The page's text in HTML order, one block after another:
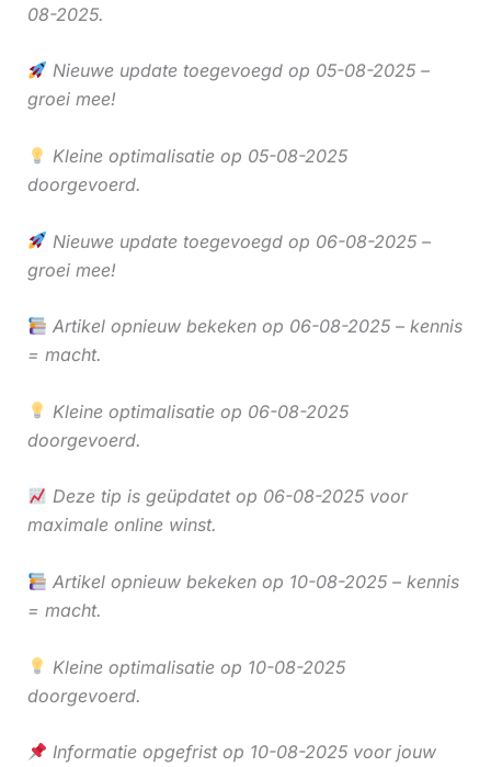
08-2025.
Nieuwe update toegevoegd op 05-08-2025 –
groei mee!
Kleine optimalisatie op 05-08-2025
doorgevoerd.
Nieuwe update toegevoegd op 06-08-2025 –
groei mee!
Artikel opnieuw bekeken op 06-08-2025 – kennis
= macht.
Kleine optimalisatie op 06-08-2025
doorgevoerd.
Deze tip is geüpdatet op 06-08-2025 voor
maximale online winst.
Artikel opnieuw bekeken op 10-08-2025 – kennis
= macht.
Kleine optimalisatie op 10-08-2025
doorgevoerd.
Informatie opgefrist op 10-08-2025 voor jouw